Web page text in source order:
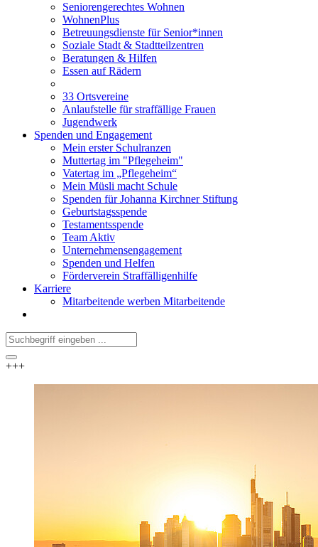
Seniorengerechtes Wohnen
WohnenPlus
Betreuungsdienste für Senior*innen
Soziale Stadt & Stadtteilzentren
Beratungen & Hilfen
Essen auf Rädern
33 Ortsvereine
Anlaufstelle für straffällige Frauen
Jugendwerk
Spenden und Engagement
Mein erster Schulranzen
Muttertag im "Pflegeheim"
Vatertag im „Pflegeheim“
Mein Müsli macht Schule
Spenden für Johanna Kirchner Stiftung
Geburtstagsspende
Testamentsspende
Team Aktiv
Unternehmensengagement
Spenden und Helfen
Förderverein Straffälligenhilfe
Karriere
Mitarbeitende werben Mitarbeitende
+++